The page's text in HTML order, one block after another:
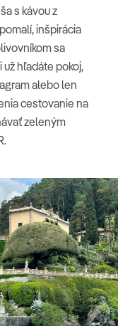
s kávou z
inšpirácia
sa
hľadáte pokoj,
alebo len
cestovanie na
zeleným